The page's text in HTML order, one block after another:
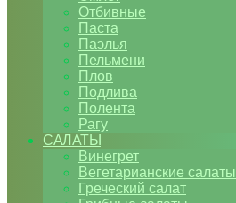
Отбивные
Паста
Паэлья
Пельмени
Плов
Подлива
Полента
Рагу
САЛАТЫ
Винегрет
Вегетарианские салаты
Греческий салат